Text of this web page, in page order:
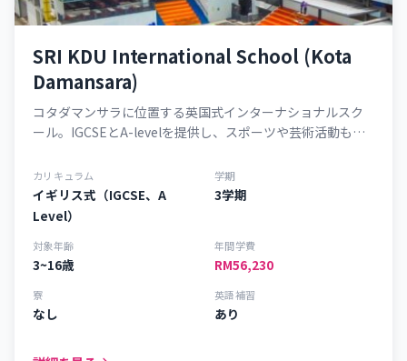
SRI KDU International School (Kota
Damansara)
コタダマンサラに位置する英国式インターナショナルスク
ール。IGCSEとA-levelを提供し、スポーツや芸術活動も充
カリキュラム
イギリス式（IGCSE、A
Level）
学期
3学期
対象年齢
3~16歳
年間学費
RM56,230
寮
なし
英語補習
あり